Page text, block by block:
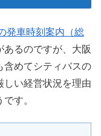
発車時刻案内（総
あるのですが、大阪
含めてシティバスの
しい経営状況を理由
す。